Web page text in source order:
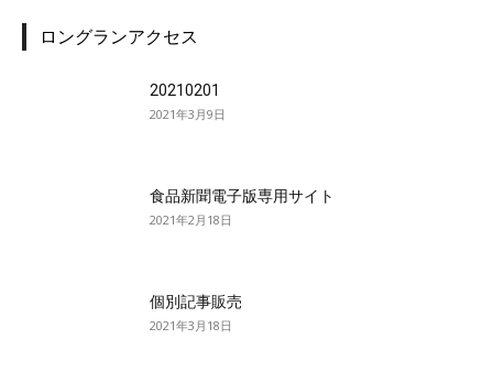
ロングランアクセス
20210201
2021年3月9日
食品新聞電子版専用サイト
2021年2月18日
個別記事販売
2021年3月18日